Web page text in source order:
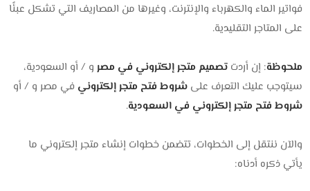
فواتير الماء والكهرباء والإنترنت، وغيرها من المصاريف التي تشكل عبئًا
على المتاجر التقليدية.
ملحوظة: إن أردتتصميم متجر إلكتروني في مصر و / أو السعودية،
سيتوجب عليك التعرف علىشروط فتح متجر إلكتروني في مصر و / أو
شروط فتح متجر إلكتروني في السعودية.
والآن ننتقل إلى الخطوات، تتضمن خطوات إنشاء متجر إلكتروني ما
يأتي ذكره أدناه: